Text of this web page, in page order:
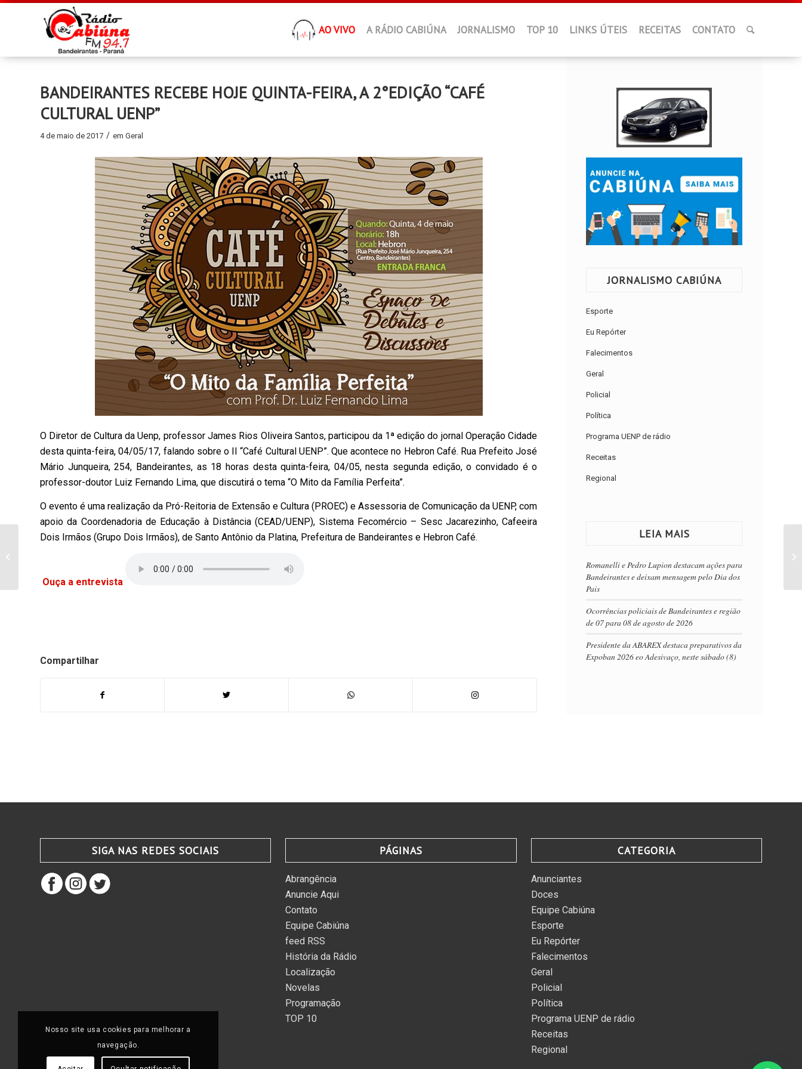
AO VIVO A RÁDIO CABIÚNA JORNALISMO TOP 10 LINKS ÚTEIS RECEITAS CONTATO
BANDEIRANTES RECEBE HOJE QUINTA-FEIRA, A 2°EDIÇÃO “CAFÉ
CULTURAL UENP”
4 de maio de 2017 / em Geral
O Diretor de Cultura da Uenp, professor James Rios Oliveira Santos, participou da 1ª edição do jornal Operação Cidade
desta quinta-feira, 04/05/17, falando sobre o II “Café Cultural UENP”. Que acontece no Hebron Café. Rua Prefeito José
Mário Junqueira, 254, Bandeirantes, as 18 horas desta quinta-feira, 04/05, nesta segunda edição, o convidado é o
professor-doutor Luiz Fernando Lima, que discutirá o tema “O Mito da Família Perfeita”.
O evento é uma realização da Pró-Reitoria de Extensão e Cultura (PROEC) e Assessoria de Comunicação da UENP, com
apoio da Coordenadoria de Educação à Distância (CEAD/UENP), Sistema Fecomércio – Sesc Jacarezinho, Cafeeira
Dois Irmãos (Grupo Dois Irmãos), de Santo Antônio da Platina, Prefeitura de Bandeirantes e Hebron Café.
Ouça a entrevista
Compartilhar
JORNALISMO CABIÚNA
Esporte
Eu Repórter
Falecimentos
Geral
Policial
Política
Programa UENP de rádio
Receitas
Regional
LEIA MAIS
Romanelli e Pedro Lupion destacam ações para
Bandeirantes e deixam mensagem pelo Dia dos
Pais
Ocorrências policiais de Bandeirantes e região
de 07 para 08 de agosto de 2026
Presidente da ABAREX destaca preparativos da
Expoban 2026 eo Adesivaço, neste sábado (8)
SIGA NAS REDES SOCIAIS PÁGINAS
Abrangência
Anuncie Aqui
Contato
Equipe Cabiúna
feed RSS
História da Rádio
Localização
Novelas
Programação
TOP 10
CATEGORIA
Anunciantes
Doces
Equipe Cabiúna
Esporte
Eu Repórter
Falecimentos
Geral
Policial
Política
Programa UENP de rádio
Receitas
Regional
ANDIRÁ: TRÁFICO DE
QUALIFICADA
Nosso site usa cookies para melhorar a
navegação.